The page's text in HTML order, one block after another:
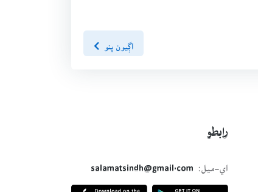
اڳيون پنو
رابطو
اي-ميل:
salamatsindh@gmail.com